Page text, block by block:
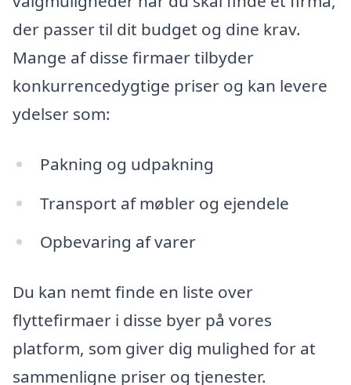
der passer til dit budget og dine krav.
Mange af disse firmaer tilbyder
konkurrencedygtige priser og kan levere
ydelser som:
Pakning og udpakning
Transport af møbler og ejendele
Opbevaring af varer
Du kan nemt finde en liste over
flyttefirmaer i disse byer på vores
platform, som giver dig mulighed for at
sammenligne priser og tjenester.